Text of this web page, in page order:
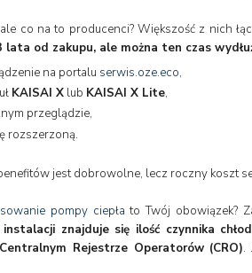
co na to producenci? Większość z nich
lata od zakupu, ale można ten czas
na portalu serwis.oze.eco,
KAISAI Xlub KAISAI X Lite,
przeglądzie,
rozszerzoną.
jest dobrowolne, lecz roczny koszt
pompy ciepła to Twój obowiązek?
znajduje się ilość czynnika
Rejestrze Operatorów (CRO).